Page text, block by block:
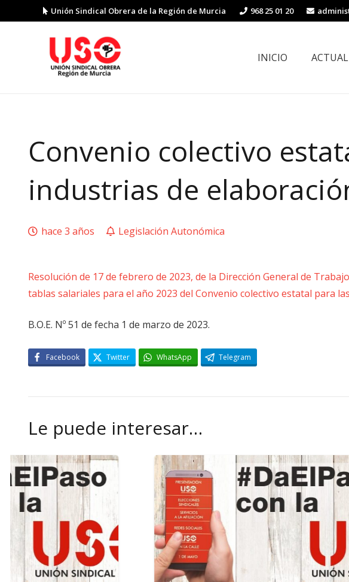
Unión Sindical Obrera de la Región de Murcia 968 25 01 20
INICIO
Convenio colectivo
industrias de
hace 3 años Legislación Autonómica
Resolución de 17 de febrero de 2023, de la Dirección General de
tablas salariales para el año 2023 del Convenio colectivo estatal para
B.O.E. Nº 51 de fecha 1 de marzo de 2023.
Facebook Twitter WhatsApp Telegram
Le puede interesar…